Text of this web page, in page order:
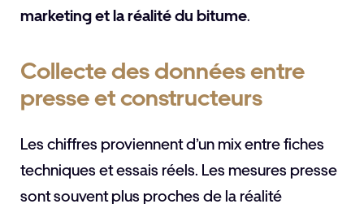
marketing et la réalité du bitume.
Collecte des données entre
presse et constructeurs
Les chiffres proviennent d’un mix entre fiches
techniques et essais réels. Les mesures presse
sont souvent plus proches de la réalité